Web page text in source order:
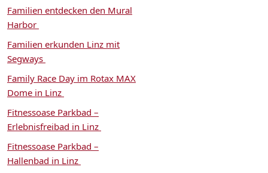
Familien entdecken den Mural
Harbor
Familien erkunden Linz mit
Segways
Family Race Day im Rotax MAX
Dome in Linz
Fitnessoase Parkbad –
Erlebnisfreibad in Linz
Fitnessoase Parkbad –
Hallenbad in Linz